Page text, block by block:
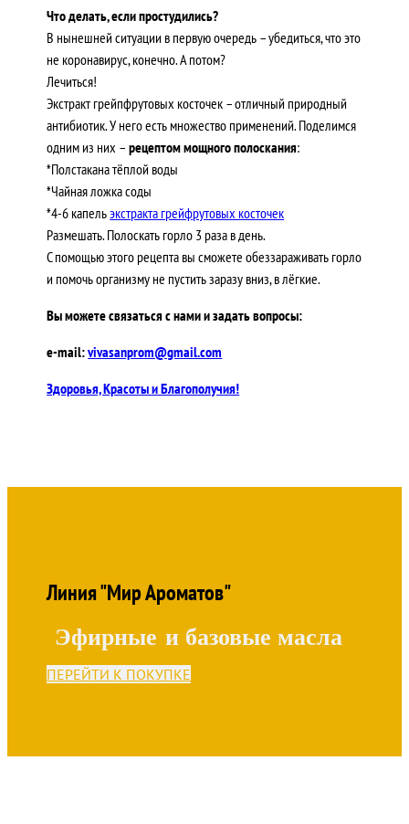
Что делать, если простудились?
В нынешней ситуации в первую очередь – убедиться, что это
не коронавирус, конечно. А потом?
Лечиться!
Экстракт грейпфрутовых косточек – отличный природный
антибиотик. У него есть множество применений. Поделимся
одним из них – рецептом мощного полоскания:
*Полстакана тёплой воды
*Чайная ложка соды
*4-6 капельэкстракта грейфрутовых косточек
Размешать. Полоскать горло 3 раза в день.
С помощью этого рецепта вы сможете обеззараживать горло
и помочь организму не пустить заразу вниз, в лёгкие.
Вы можете связаться с нами и задать вопросы:
e-mail:vivasanprom@gmail.com
Здоровья, Красоты и Благополучия!
Линия "Мир Ароматов"
Эфирные и базовые масла
ПЕРЕЙТИ К ПОКУПКЕ